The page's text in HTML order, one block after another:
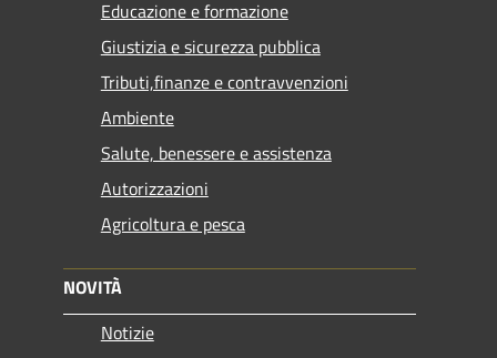
Educazione e formazione
Giustizia e sicurezza pubblica
Tributi,finanze e contravvenzioni
Ambiente
Salute, benessere e assistenza
Autorizzazioni
Agricoltura e pesca
NOVITÀ
Notizie